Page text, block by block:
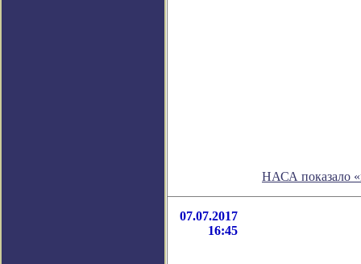
НАСА показало
07.07.2017
16:45